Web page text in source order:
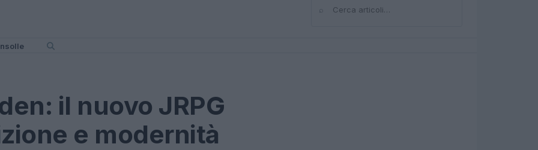
Cerca
il nuovo JRPG
e modernità